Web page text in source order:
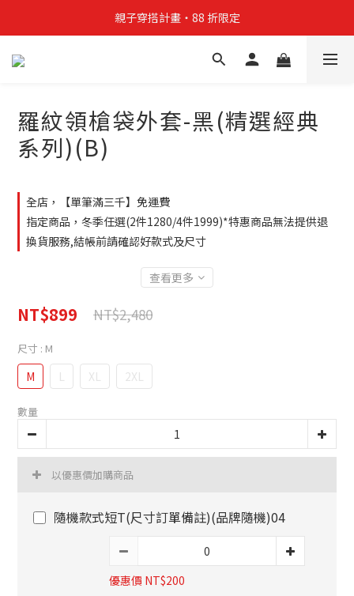
親子穿搭計畫・88 折限定
親子穿搭計畫・88 折限定
貼身補貨計畫  任選 6 件 $888
親子穿搭計畫・88 折限定
羅紋領槍袋外套-黑(精選經典
系列)(B)
全店，【單筆滿三千】免運費
指定商品，冬季任選(2件1280/4件1999)*特惠商品無法提供退
換貨服務,結帳前請確認好款式及尺寸
查看更多
NT$899 NT$2,480
尺寸 : M
M L XL 2XL
數量
以優惠價加購商品
隨機款式短T(尺寸訂單備註)(品牌隨機)04
優惠價 NT$200